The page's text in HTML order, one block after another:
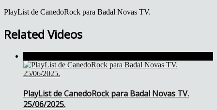
PlayList de CanedoRock para Badal Novas TV.
Related Videos
PlayList de CanedoRock para Badal Novas TV.
25/06/2025.